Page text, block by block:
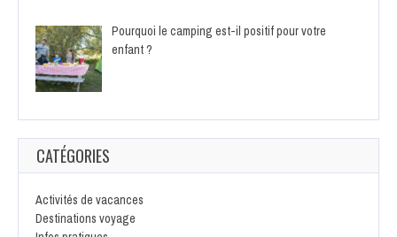
Pourquoi le camping est-il positif pour votre
enfant ?
CATÉGORIES
Activités de vacances
Destinations voyage